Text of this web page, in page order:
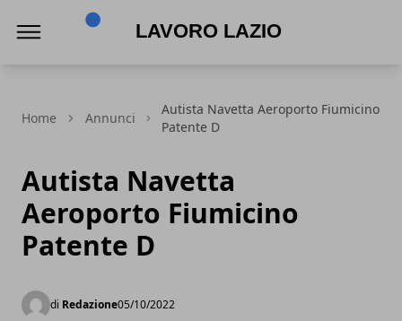
Home Annunci
Autista Navetta Aeroporto Fiumicino
Patente D
Autista Navetta
Aeroporto Fiumicino
Patente D
di Redazione05/10/2022